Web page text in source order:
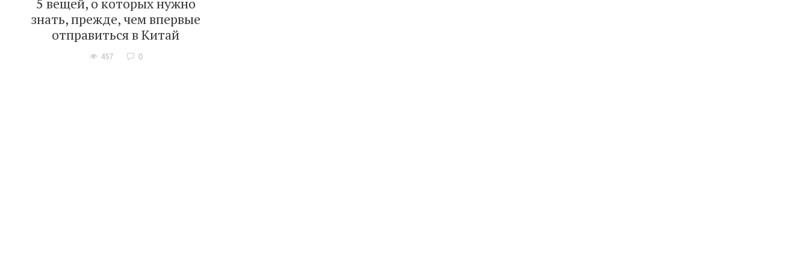
знать, прежде, чем впервые
отправиться в Китай
457 0